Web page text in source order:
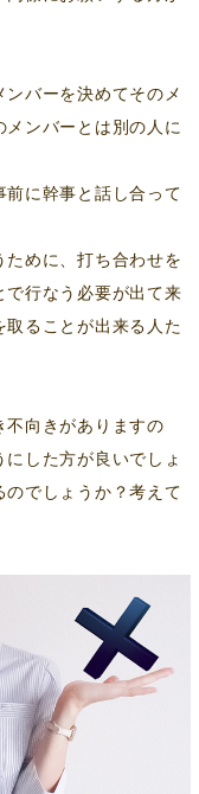
バーを決めてそのメ
ンバーとは別の人に
前に幹事と話し合って
ために、打ち合わせを
で行なう必要が出て来
ることが出来る人た
不向きがありますの
した方が良いでしょ
のでしょうか？考えて